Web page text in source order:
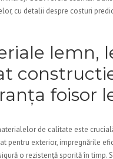
cu detalii despre costuri
lemn,
foisor
de calitate este
pentru exterior, impregnările
o rezistență sporită în timp.